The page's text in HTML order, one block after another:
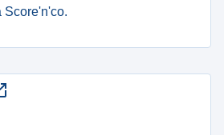
Score'n'co.